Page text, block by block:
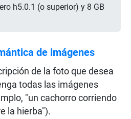
h5.0.1 (o superior) y 8 GB
de imágenes
de la foto que desea
todas las imágenes
"un cachorro corriendo
la hierba").